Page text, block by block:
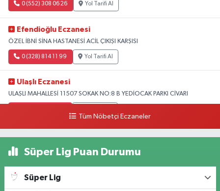
0 (552) 308 06 26 Yol Tarifi Al
Efendioğlu Eczanesi
ÖZEL İBNİ SİNA HASTANESİ ACİL ÇIKIŞI KARŞISI
0 (328) 814 11 99 Yol Tarifi Al
Ulaşlı Eczanesi
ULAŞLI MAHALLESİ 11507 SOKAK NO:8 B YEDİOCAK PARKI CİVARI
Tüm Nöbetçi Eczaneler
Süper Lig Puan Durumu
Süper Lig